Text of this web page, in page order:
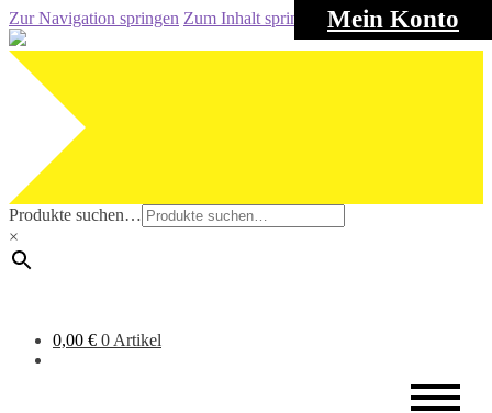
Mein Konto
Zur Navigation springen Zum Inhalt springen
Produkte suchen…
×
0,00 € 0 Artikel